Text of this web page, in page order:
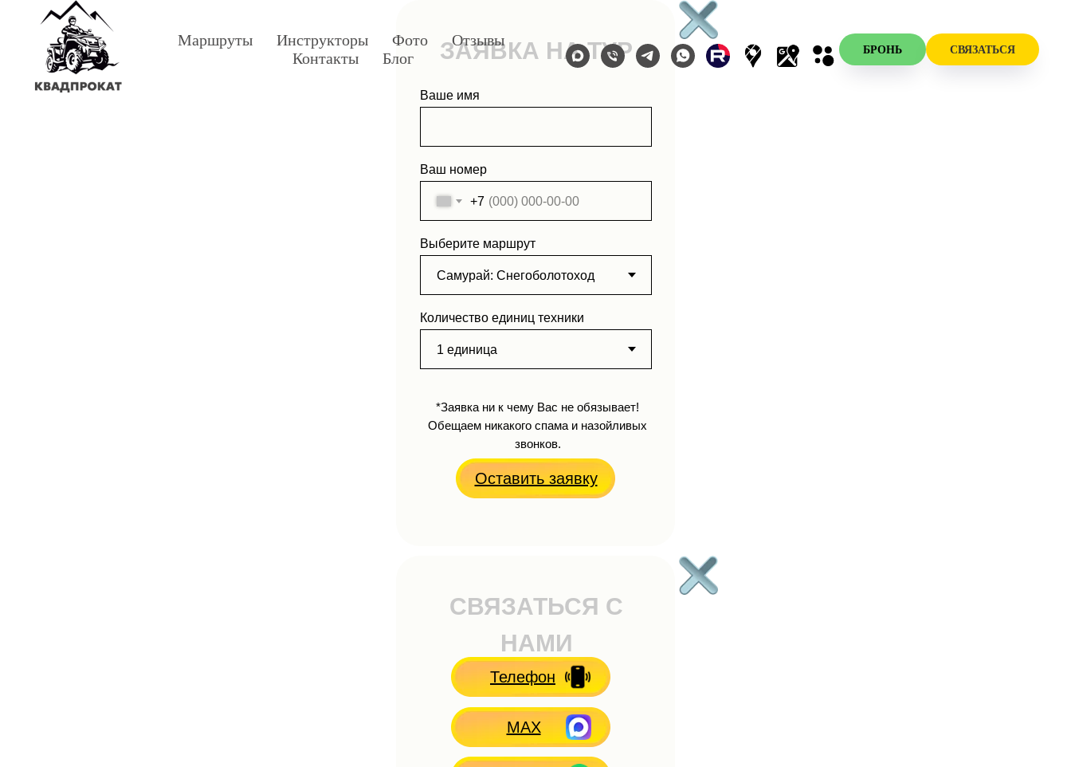
Маршруты Инструкторы Фото
Отзывы
Контакты
Блог БРОНЬ СВЯЗАТЬСЯ
ЗАЯВКА НА ТУР
Оставить заявку
*Заявка ни к чему Вас не обязывает!
Обещаем никакого спама и назойливых
звонков.
Ваше имя
Ваш номер
+7
Выберите маршрут
Количество единиц техники
СВЯЗАТЬСЯ С
НАМИ
MAX
Телефон